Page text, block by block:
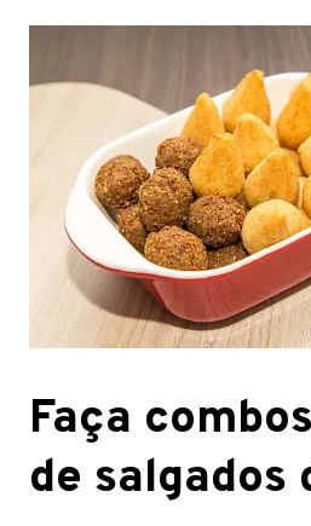
Faça
de salgados